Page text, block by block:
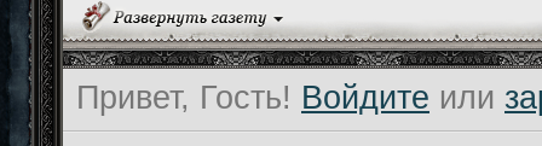
Привет, Гость! Войдите или